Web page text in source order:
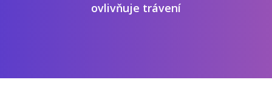
ovlivňuje trávení